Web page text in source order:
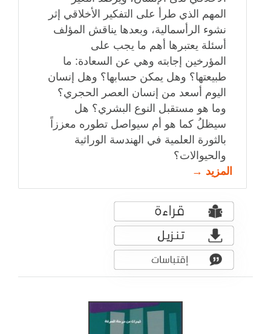
المهم الذي طرأ على التفكير الأخلاقي إثر
نشوء الرأسمالية، وبعدها يناقش المؤلف
أسئلة يعتبرها أهم ما يجب على
المؤرخين إجابته وهي عن السعادة: ما
طبيعتها؟ وهل يمكن حسابها؟ وهل إنسان
اليوم أسعد من إنسان العصر الحجري؟
وما هو مستقبل النوع البشري؟ هل
سيظلُ كما هو أم سيواصل تطوره معززاً
بالثورة العلمية في الهندسة الوراثية
والحيوالات؟
المزيد →